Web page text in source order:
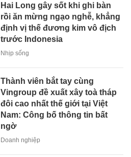
Hai Long gây sốt khi ghi bàn
rồi ăn mừng ngạo nghễ, khẳng
định vị thế đương kim vô địch
trước Indonesia
Nhịp sống
Thành viên bắt tay cùng
Vingroup đề xuất xây toà tháp
đôi cao nhất thế giới tại Việt
Nam: Công bố thông tin bất
ngờ
Doanh nghiệp